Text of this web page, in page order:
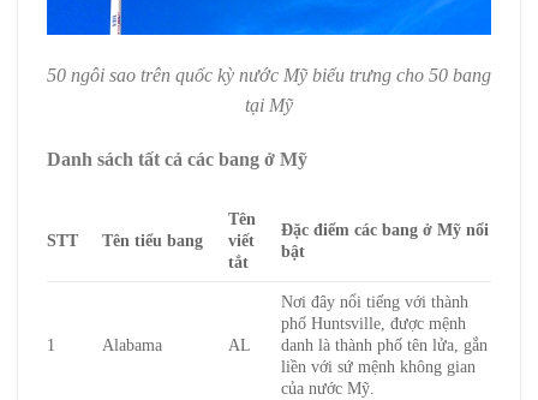
50 ngôi sao trên quốc kỳ nước Mỹ biểu trưng cho 50 bang
tại Mỹ
Danh sách tất cả các bang ở Mỹ
STT Tên tiểu bang
Tên
viết
tắt
Đặc điểm các bang ở Mỹ nổi
bật
1 Alabama AL
Nơi đây nổi tiếng với thành
phố Huntsville, được mệnh
danh là thành phố tên lửa, gắn
liền với sứ mệnh không gian
của nước Mỹ.